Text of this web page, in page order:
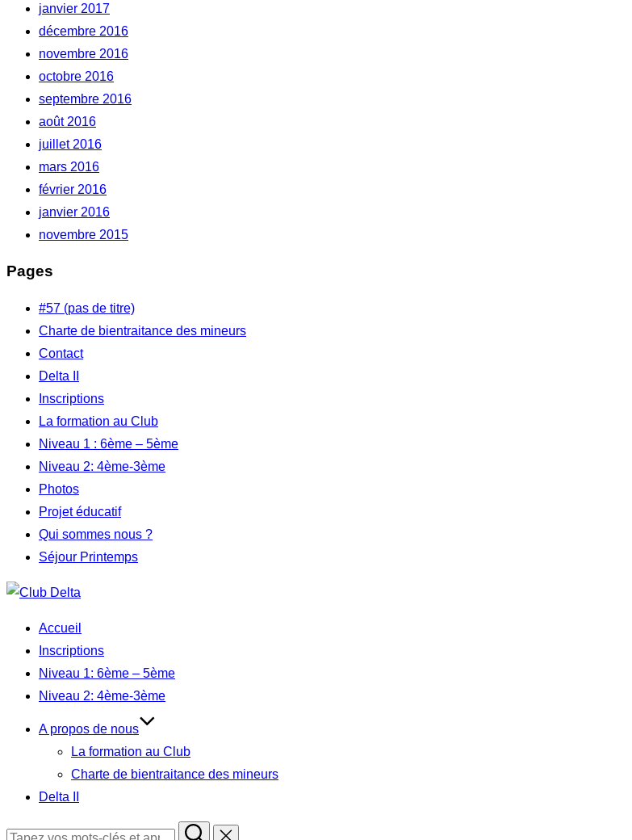
janvier 2017
décembre 2016
novembre 2016
octobre 2016
septembre 2016
août 2016
juillet 2016
mars 2016
février 2016
janvier 2016
novembre 2015
Pages
#57 (pas de titre)
Charte de bientraitance des mineurs
Contact
Delta II
Inscriptions
La formation au Club
Niveau 1 : 6ème – 5ème
Niveau 2: 4ème-3ème
Photos
Projet éducatif
Qui sommes nous ?
Séjour Printemps
Aller
contenu
Accueil
Inscriptions
Niveau 1: 6ème – 5ème
Niveau 2: 4ème-3ème
A propos de nous
La formation au Club
Charte de bientraitance des mineurs
Delta II
Rechercher :